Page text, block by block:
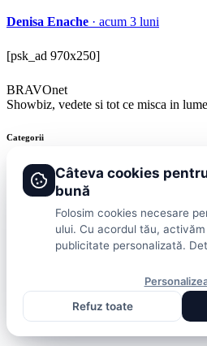
Denisa Enache · acum 3 luni
[psk_ad 970x250]
BRAVOnet
Showbiz, vedete si tot ce misca in
Categorii
StiriShowbizPublicitateLifestyle
PublicitatePolitica De
Câteva cookies
bună
Folosim cookies necesare
ului. Cu acordul tău,
publicitate personalizată.
Refuz toate